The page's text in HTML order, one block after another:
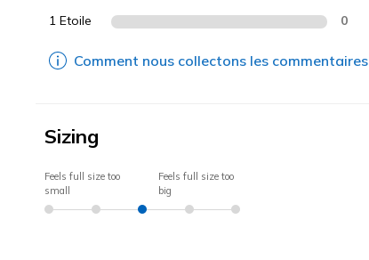
1 Etoile 0
Comment nous collectons les commentaires
Sizing
Feels full size too
small
Feels full size too
big